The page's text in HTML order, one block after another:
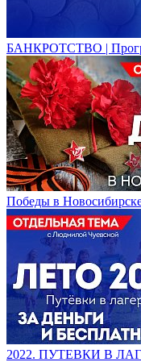
БАНКРОТСТВО |
Победы в
2022. ПУТЕВКИ В